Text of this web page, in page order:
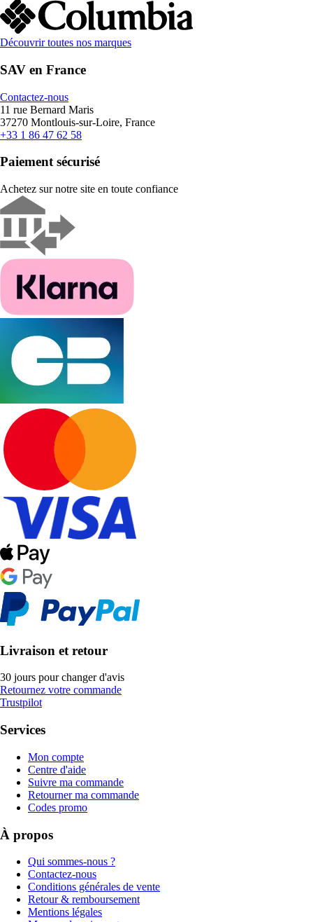
Découvrir toutes nos marques
SAV en France
Contactez-nous
11 rue Bernard Maris
37270 Montlouis-sur-Loire, France
+33 1 86 47 62 58
Paiement sécurisé
Achetez sur notre site en toute confiance
Livraison et retour
30 jours pour changer d'avis
Retournez votre commande
Trustpilot
Services
Mon compte
Centre d'aide
Suivre ma commande
Retourner ma commande
Codes promo
À propos
Qui sommes-nous ?
Contactez-nous
Conditions générales de vente
Retour & remboursement
Mentions légales